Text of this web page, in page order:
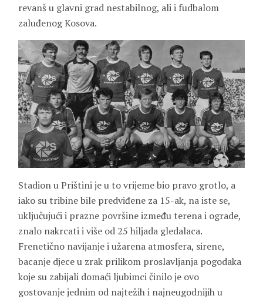
revanš u glavni grad nestabilnog, ali i fudbalom
zaluđenog Kosova.
Stadion u Prištini je u to vrijeme bio pravo grotlo, a
iako su tribine bile predviđene za 15-ak, na iste se,
uključujući i prazne površine između terena i ograde,
znalo nakrcati i više od 25 hiljada gledalaca.
Frenetično navijanje i užarena atmosfera, sirene,
bacanje djece u zrak prilikom proslavljanja pogodaka
koje su zabijali domaći ljubimci činilo je ovo
gostovanje jednim od najtežih i najneugodnijih u